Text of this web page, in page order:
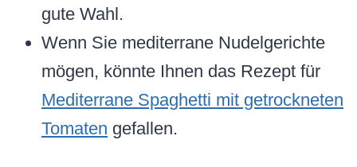
gute Wahl.
Wenn Sie mediterrane Nudelgerichte
mögen, könnte Ihnen das Rezept für
Mediterrane Spaghetti mit getrockneten
Tomaten gefallen.